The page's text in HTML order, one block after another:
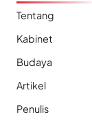
Tentang
Kabinet
Budaya
Artikel
Penulis